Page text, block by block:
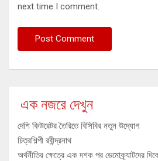
next time I comment.
এক নজরে দেখুন
দেশি কিউরেটর তৈরিতে বিসিবির নতুন উদ্যোগ
চিত্রশিল্পী রবীন্দ্রনাথ
অর্থনীতির ক্ষেত্রে এক দশক পর ডেমোক্র্যাটদের